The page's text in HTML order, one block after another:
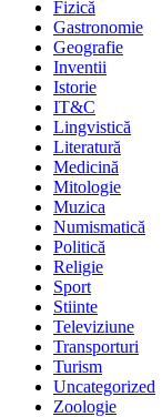
Fizică
Gastronomie
Geografie
Inventii
Istorie
IT&C
Lingvistică
Literatură
Medicină
Mitologie
Muzica
Numismatică
Politică
Religie
Sport
Stiinte
Televiziune
Transporturi
Turism
Uncategorized
Zoologie